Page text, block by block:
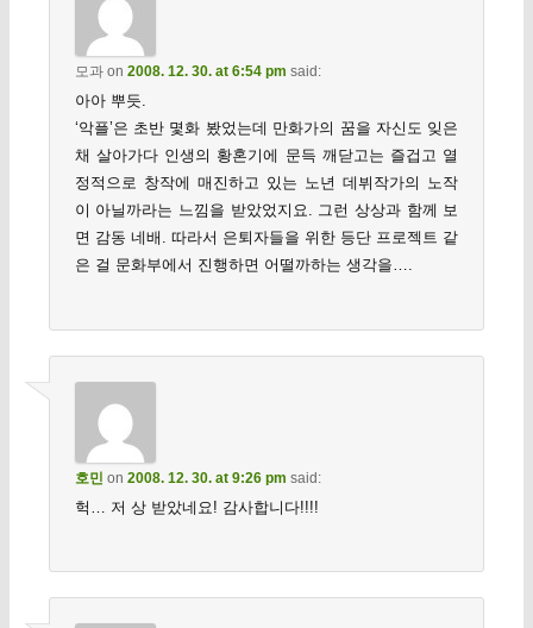
모과on 2008. 12. 30. at 6:54 pm said:
아아 뿌듯.
‘악플’은 초반 몇화 봤었는데 만화가의 꿈을 자신도 잊은
채 살아가다 인생의 황혼기에 문득 깨닫고는 즐겁고 열
정적으로 창작에 매진하고 있는 노년 데뷔작가의 노작
이 아닐까라는 느낌을 받았었지요. 그런 상상과 함께 보
면 감동 네배. 따라서 은퇴자들을 위한 등단 프로젝트 같
은 걸 문화부에서 진행하면 어떨까하는 생각을….
호민 on 2008. 12. 30. at 9:26 pm said:
헉… 저 상 받았네요! 감사합니다!!!!